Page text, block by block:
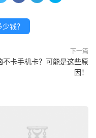
钱？
下一篇
不卡手机卡？可能是这些原
因！